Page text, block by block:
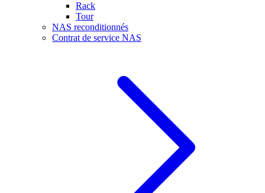
Rack
Tour
NAS reconditionnés
Contrat de service NAS